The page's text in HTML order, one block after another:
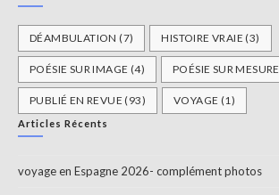
DÉAMBULATION (7) HISTOIRE VRAIE (3)
POÉSIE SUR IMAGE (4) POÉSIE SUR MESURE
PUBLIÉ EN REVUE (93) VOYAGE (1)
Articles Récents
voyage en Espagne 2026- complément photos